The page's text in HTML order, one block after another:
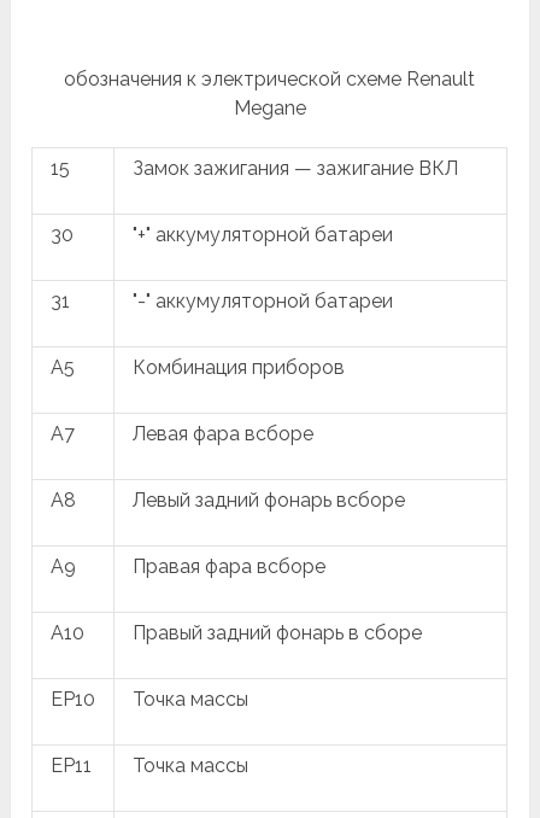
обозначения к электрической схеме Renault
Megane
15 Замок зажигания — зажигание ВКЛ
30 "+" аккумуляторной батареи
31 "-" аккумуляторной батареи
A5 Комбинация приборов
A7 Левая фара всборе
A8 Левый задний фонарь всборе
A9 Правая фара всборе
A10 Правый задний фонарь в сборе
EP10 Точка массы
EP11 Точка массы